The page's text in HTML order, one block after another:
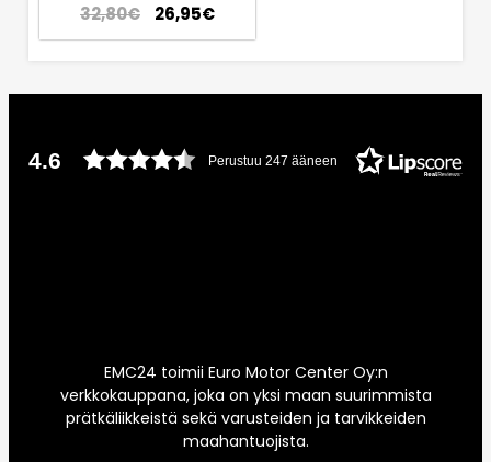
32,80€ 26,95€
4.6 Perustuu 247 ääneen
EMC24 toimii Euro Motor Center Oy:n
verkkokauppana, joka on yksi maan suurimmista
prätkäliikkeistä sekä varusteiden ja tarvikkeiden
maahantuojista.